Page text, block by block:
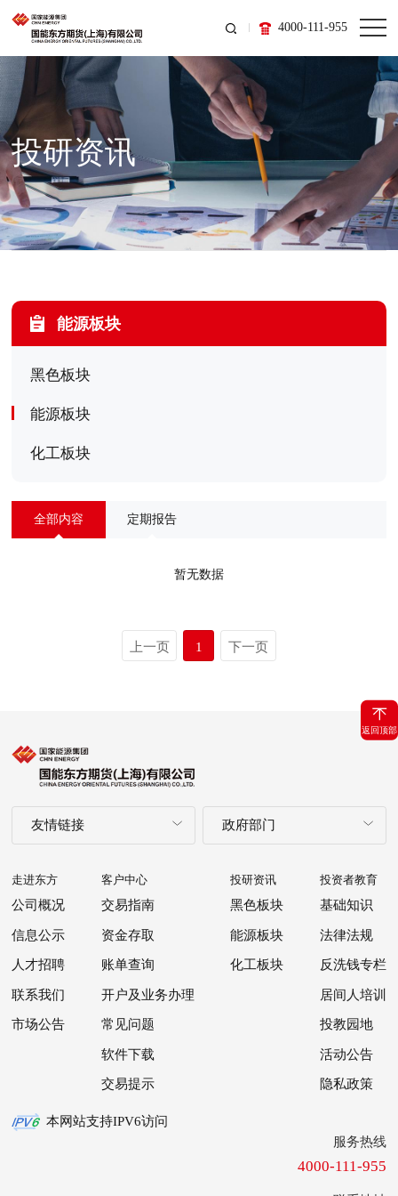
4000-111-955
投研资讯
能源板块
黑色板块
能源板块
化工板块
全部内容 定期报告
暂无数据
上一页 1 下一页
友情链接 政府部门
走进东方
公司概况
信息公示
人才招聘
联系我们
市场公告
客户中心
交易指南
资金存取
账单查询
开户及业务办理
常见问题
软件下载
交易提示
投研资讯
黑色板块
能源板块
化工板块
投资者教育
基础知识
法律法规
反洗钱专栏
居间人培训
投教园地
活动公告
隐私政策
本网站支持IPV6访问
服务热线
4000-111-955
返回顶部